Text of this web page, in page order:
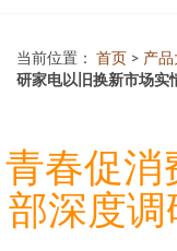
当前位置： 首页 > 产
研家电以旧换新市场实
青春促消
部深度